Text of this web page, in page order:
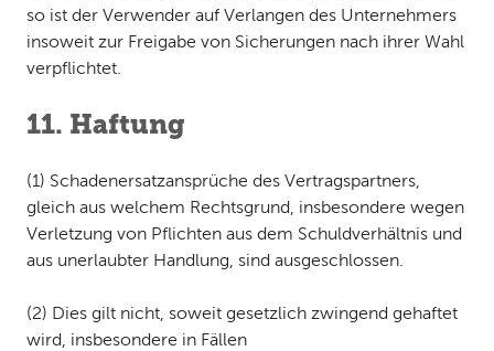
so ist der Verwender auf Verlangen des Unternehmers
insoweit zur Freigabe von Sicherungen nach ihrer Wahl
verpflichtet.
11. Haftung
(1) Schadenersatzansprüche des Vertragspartners,
gleich aus welchem Rechtsgrund, insbesondere wegen
Verletzung von Pflichten aus dem Schuldverhältnis und
aus unerlaubter Handlung, sind ­ausgeschlossen.
(2) Dies gilt nicht, soweit gesetzlich zwingend gehaftet
wird, insbesondere in Fällen